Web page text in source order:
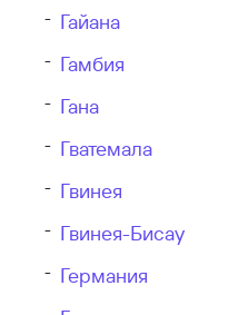
Гайана
Гамбия
Гана
Гватемала
Гвинея
Гвинея-Бисау
Германия